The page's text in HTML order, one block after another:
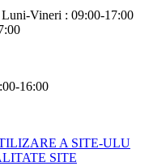
Luni-Vineri : 09:00-17:00
16:00
A SITE-ULU
SITE